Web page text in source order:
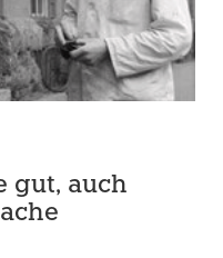
gut, auch